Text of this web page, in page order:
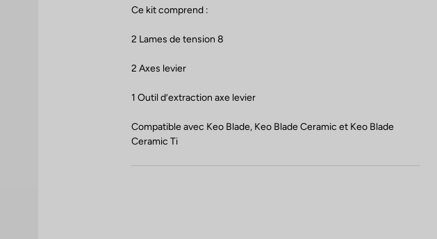
Ce kit comprend :
2 Lames de tension 8
2 Axes levier
1 Outil d’extraction axe levier
Compatible avec Keo Blade, Keo Blade Ceramic et Keo Blade
Ceramic Ti